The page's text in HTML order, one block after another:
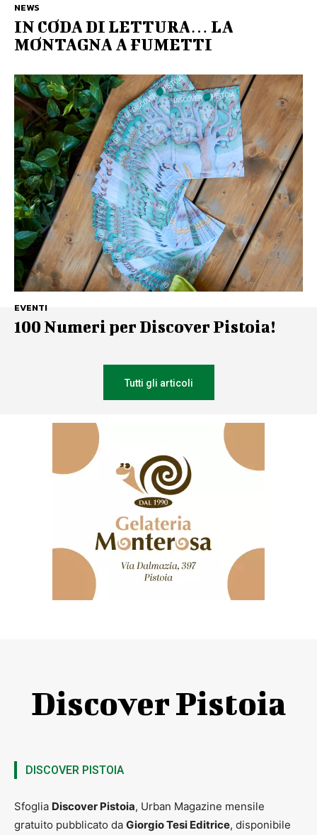
NEWS
IN CODA DI LETTURA… LA
MONTAGNA A FUMETTI
EVENTI
100 Numeri per Discover Pistoia!
Tutti gli articoli
Discover Pistoia
DISCOVER PISTOIA
Sfoglia Discover Pistoia, Urban Magazine mensile
gratuito pubblicato da Giorgio Tesi Editrice, disponibile